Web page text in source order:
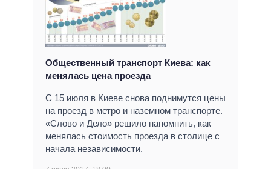
Общественный транспорт Киева: как
менялась цена проезда
С 15 июля в Киеве снова поднимутся цены
на проезд в метро и наземном транспорте.
«Слово и Дело» решило напомнить, как
менялась стоимость проезда в столице с
начала независимости.